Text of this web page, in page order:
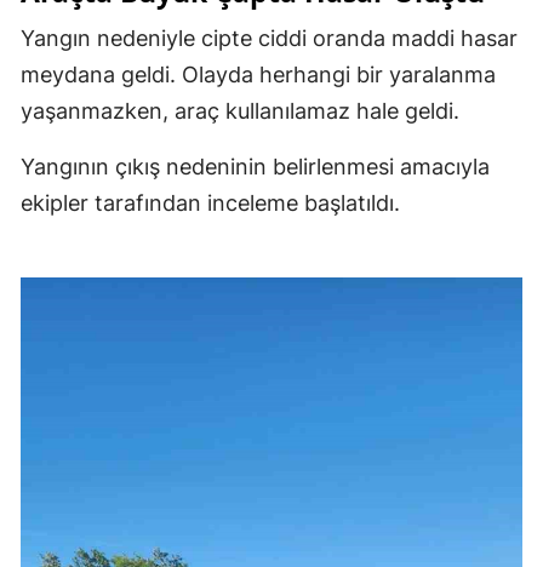
Yangın nedeniyle cipte ciddi oranda maddi hasar
meydana geldi. Olayda herhangi bir yaralanma
yaşanmazken, araç kullanılamaz hale geldi.
Yangının çıkış nedeninin belirlenmesi amacıyla
ekipler tarafından inceleme başlatıldı.